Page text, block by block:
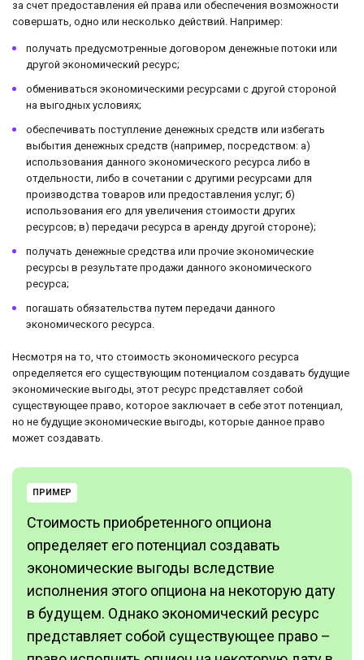
за счет предоставления ей права или обеспечения возможности
совершать, одно или несколько действий. Например:
получать предусмотренные договором денежные потоки или
другой экономический ресурс;
обмениваться экономическими ресурсами с другой стороной
на выгодных условиях;
обеспечивать поступление денежных средств или избегать
выбытия денежных средств (например, посредством: а)
использования данного экономического ресурса либо в
отдельности, либо в сочетании с другими ресурсами для
производства товаров или предоставления услуг; б)
использования его для увеличения стоимости других
ресурсов; в) передачи ресурса в аренду другой стороне);
получать денежные средства или прочие экономические
ресурсы в результате продажи данного экономического
ресурса;
погашать обязательства путем передачи данного
экономического ресурса.
Несмотря на то, что стоимость экономического ресурса
определяется его существующим потенциалом создавать будущие
экономические выгоды, этот ресурс представляет собой
существующее право, которое заключает в себе этот потенциал,
но не будущие экономические выгоды, которые данное право
может создавать.
ПРИМЕР
Стоимость приобретенного опциона
определяет его потенциал создавать
экономические выгоды вследствие
исполнения этого опциона на некоторую дату
в будущем. Однако экономический ресурс
представляет собой существующее право –